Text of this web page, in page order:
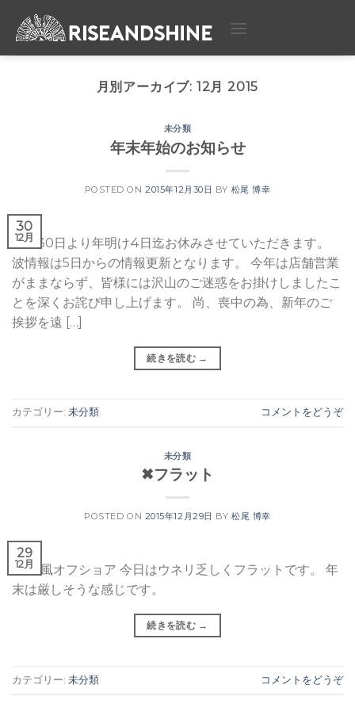
月別アーカイブ: 12月 2015
未分類
年末年始のお知らせ
POSTED ON2015年12月30日 BY 松尾 博幸
30
12月
本日30日より年明け4日迄お休みさせていただきます。
波情報は5日からの情報更新となります。 今年は店舗営業
がままならず、皆様には沢山のご迷惑をお掛けしましたこ
とを深くお詫び申し上げます。 尚、喪中の為、新年のご
挨拶を遠 […]
続きを読む →
カテゴリー: 未分類 コメントをどうぞ
未分類
✖︎フラット
POSTED ON 2015年12月29日 BY松尾 博幸
29
12月
晴れ 風オフショア 今日はウネリ乏しくフラットです。 年
末は厳しそうな感じです。
続きを読む →
カテゴリー: 未分類 コメントをどうぞ